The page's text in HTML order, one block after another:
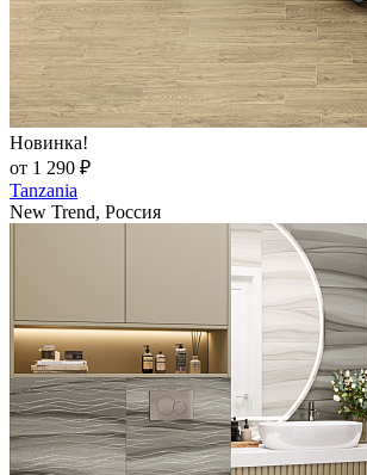
Новинка!
от 1 290 ₽
Tanzania
New Trend, Россия